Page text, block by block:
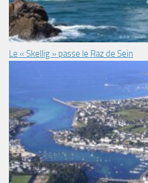
Le « Skellig » passe le Raz de Sein